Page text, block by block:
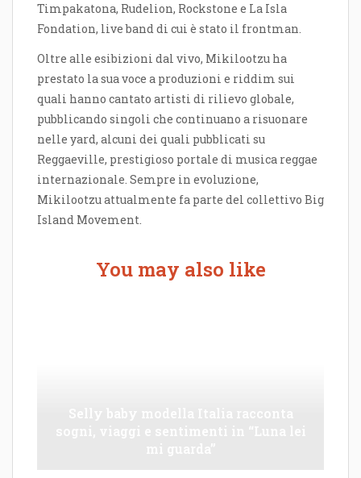
Timpakatona, Rudelion, Rockstone e La Isla
Fondation, live band di cui è stato il frontman.
Oltre alle esibizioni dal vivo, Mikilootzu ha
prestato la sua voce a produzioni e riddim sui
quali hanno cantato artisti di rilievo globale,
pubblicando singoli che continuano a risuonare
nelle yard, alcuni dei quali pubblicati su
Reggaeville, prestigioso portale di musica reggae
internazionale. Sempre in evoluzione,
Mikilootzu attualmente fa parte del collettivo Big
Island Movement.
You may also like